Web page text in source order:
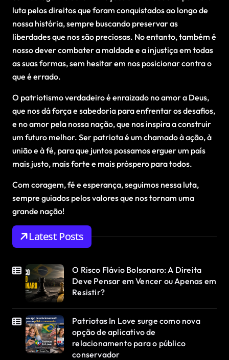
luta pelos direitos que foram conquistados ao longo de
nossa história, sempre buscando preservar as
liberdades que nos são preciosas. No entanto, também é
nosso dever combater a maldade e a injustiça em todas
as suas formas, sem hesitar em nos posicionar contra o
que é errado.
O patriotismo verdadeiro é enraizado no amor a Deus,
que nos dá força e sabedoria para enfrentar os desafios,
e no amor pela nossa nação, que nos inspira a construir
um futuro melhor. Ser patriota é um chamado à ação, à
união e à fé, para que juntos possamos erguer um país
mais justo, mais forte e mais próspero para todos.
Com coragem, fé e esperança, seguimos nessa luta,
sempre guiados pelos valores que nos tornam uma
grande nação!
Latest Posts
O Risco Flávio Bolsonaro: A Direita
Deve Pensar em Vencer ou Apenas em
Resistir?
Patriotas In Love surge como nova
opção de aplicativo de
relacionamento para o público
conservador